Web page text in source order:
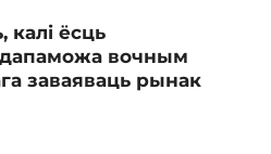
ёсць
вочным
заваяваць рынак